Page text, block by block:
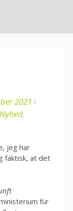
2021 i
Nyhed,
jeg har
faktisk, at det
für